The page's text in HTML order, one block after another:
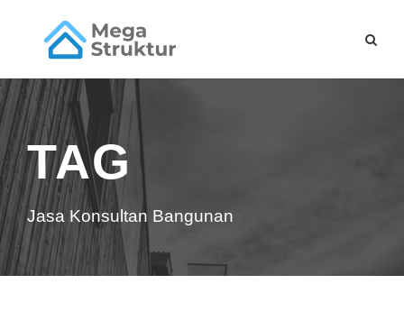
TAG
Jasa Konsultan Bangunan